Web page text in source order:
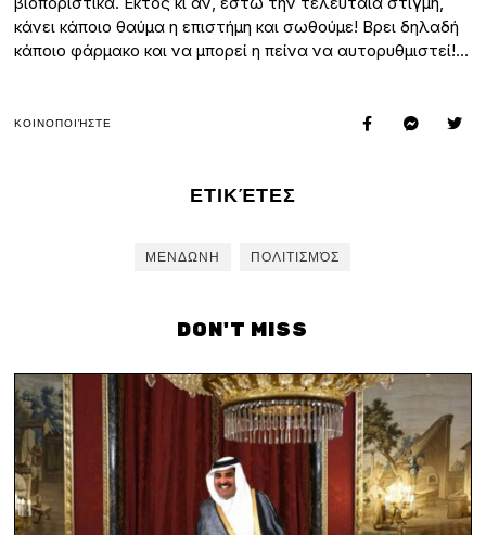
κάνει κάποιο θαύμα η επιστήμη και σωθούμε! Βρει δηλαδή
κάποιο φάρμακο και να μπορεί η πείνα να αυτορυθμιστεί!…
ΚΟΙΝΟΠΟΙΉΣΤΕ
ΕΤΙΚΈΤΕΣ
ΜΕΝΔΩΝΗ ΠΟΛΙΤΙΣΜΌΣ
DON'T MISS